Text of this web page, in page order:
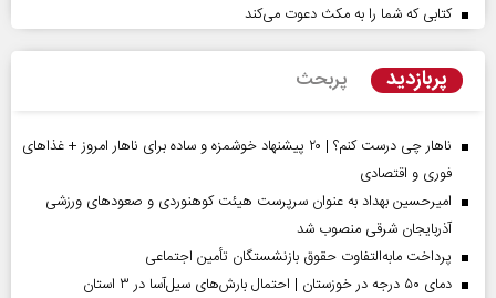
کتابی که شما را به مکث دعوت می‌کند
پربازدید پربحث
ناهار چی درست کنم؟ | ۲۰ پیشنهاد خوشمزه و ساده برای ناهار امروز + غذاهای
فوری و اقتصادی
امیرحسین بهداد به عنوان سرپرست هیئت کوهنوردی و صعودهای ورزشی
آذربایجان شرقی منصوب شد
پرداخت مابه‌التفاوت حقوق بازنشستگان تأمین اجتماعی
دمای ۵۰ درجه در خوزستان | احتمال بارش‌های سیل‌آسا در ۳ استان